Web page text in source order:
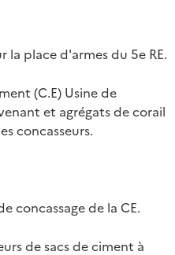
la place d'armes du 5e RE.
(C.E) Usine de
et agrégats de corail
concasseurs.
concassage de la CE.
de sacs de ciment à